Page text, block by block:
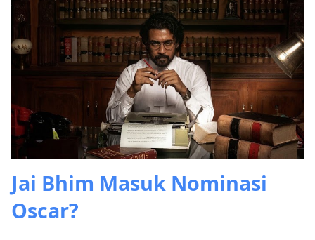
Jai Bhim Masuk Nominasi
Oscar?